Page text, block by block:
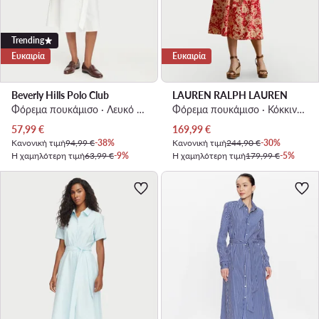
Trending
Ευκαιρία
Beverly Hills Polo Club
Φόρεμα πουκάμισο · Λευκό · Midi
Τρέχουσα τιμή
57,99€
Κανονική τιμή94,99 €-38%
Η χαμηλότερη τιμή63,99 €-9%
Ευκαιρία
LAUREN RALPH LAUREN
Φόρεμα πουκάμισο · Κόκκινο · Midi
Τρέχουσα τιμή
169,99€
Κανονική τιμή244,90 €-30%
Η χαμηλότερη τιμή179,99 €-5%